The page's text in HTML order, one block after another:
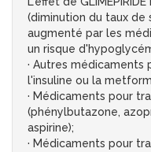
(diminution du taux de
augmenté par les
un risque
· Autres
l'insuline ou la
· Médicaments pour
(phénylbutazone,
aspirine);
· Médicaments pour